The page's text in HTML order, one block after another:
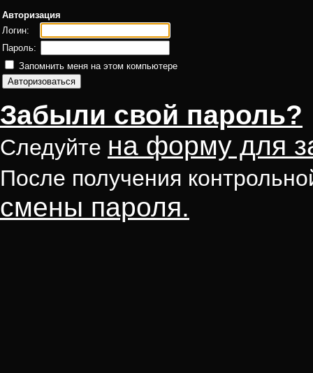
Авторизация
Логин:
Пароль:
Запомнить меня на этом компьютере
Забыли свой пароль?
Следуйте на форму для
После получения
смены пароля.